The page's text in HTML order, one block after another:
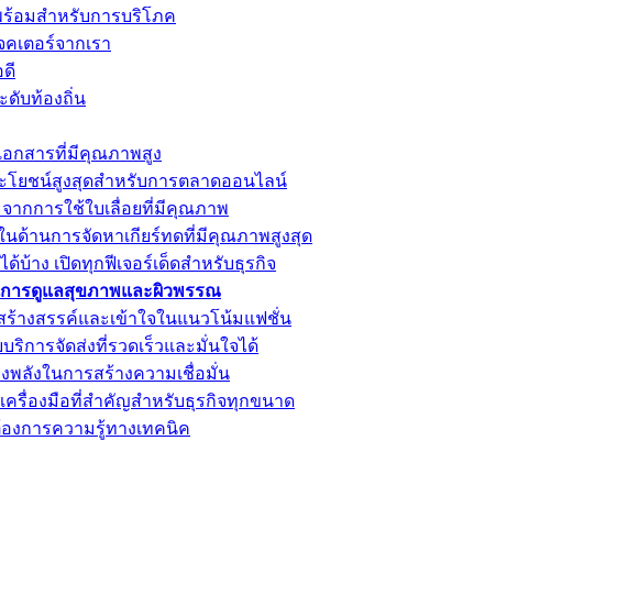
อมสำหรับการบริโภค
เตอร์จากเรา
ดี
ดับท้องถิ่น
อกสารที่มีคุณภาพสูง
ะโยชน์สูงสุดสำหรับการตลาดออนไลน์
ากการใช้ใบเลื่อยที่มีคุณภาพ
นด้านการจัดหาเกียร์ทดที่มีคุณภาพสูงสุด
ด้บ้าง เปิดทุกฟีเจอร์เด็ดสำหรับธุรกิจ
ารดูแลสุขภาพและผิวพรรณ
างสรรค์และเข้าใจในแนวโน้มแฟชั่น
การจัดส่งที่รวดเร็วและมั่นใจได้
งพลังในการสร้างความเชื่อมั่น
ครื่องมือที่สำคัญสำหรับธุรกิจทุกขนาด
งการความรู้ทางเทคนิค